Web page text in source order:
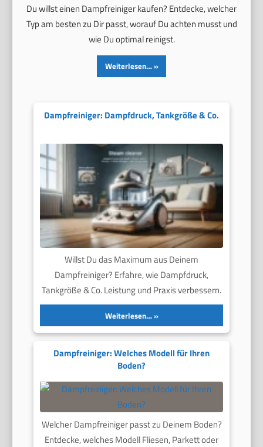
Du willst einen Dampfreiniger kaufen? Entdecke, welcher
Typ am besten zu Dir passt, worauf Du achten musst und
wie Du optimal reinigst.
Weiterlesen…
Dampfreiniger: Dampfdruck, Tankgröße & Co.
Willst Du das Maximum aus Deinem
Dampfreiniger? Erfahre, wie Dampfdruck,
Tankgröße & Co. Leistung und Praxis verbessern.
Weiterlesen…
Dampfreiniger: Welches Modell für Ihren
Boden?
Welcher Dampfreiniger passt zu Deinem Boden?
Entdecke, welches Modell Fliesen, Parkett oder